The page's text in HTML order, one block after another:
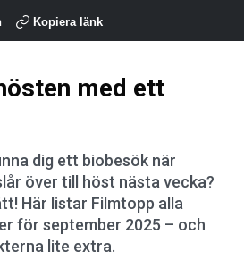
Kopiera länk
med ett
dig ett biobesök när
över till höst nästa vecka?
Här listar Filmtopp alla
för september 2025 – och
lite extra.